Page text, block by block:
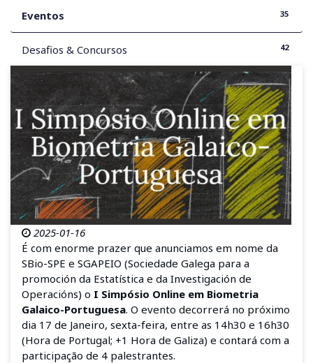
Eventos 35
Desafios & Concursos 42
2025-01-16
É com enorme prazer que anunciamos em nome da
SBio-SPE e SGAPEIO (Sociedade Galega para a
promoción da Estatística e da Investigación de
Operacións) o I Simpósio Online em Biometria
Galaico-Portuguesa. O evento decorrerá no próximo
dia 17 de Janeiro, sexta-feira, entre as 14h30 e 16h30
(Hora de Portugal; +1 Hora de Galiza) e contará com a
participação de 4 palestrantes.